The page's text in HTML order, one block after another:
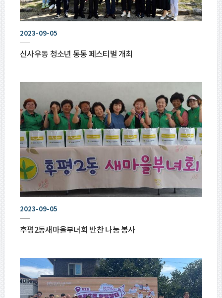
2023-09-05
신사우동 청소년 통통 페스티벌 개최
2023-09-05
후평2동새마을부녀회 반찬 나눔 봉사